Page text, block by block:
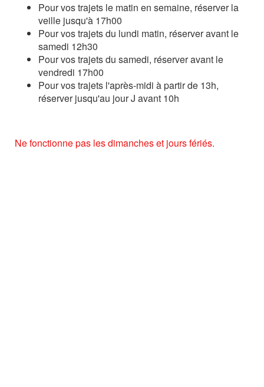
Pour vos trajets le matin en semaine, réserver la
veille jusqu'à 17h00
Pour vos trajets du lundi matin, réserver avant le
samedi 12h30
Pour vos trajets du samedi, réserver avant le
vendredi 17h00
Pour vos trajets l'après-midi à partir de 13h,
réserver jusqu'au jour J avant 10h
Ne fonctionne pas les dimanches et jours fériés.